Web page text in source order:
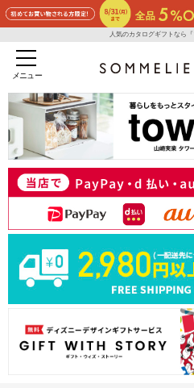
人気のカタログギフトなら『
メニュー